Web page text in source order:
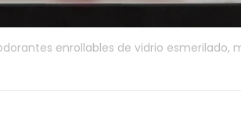
enrollables de vidrio